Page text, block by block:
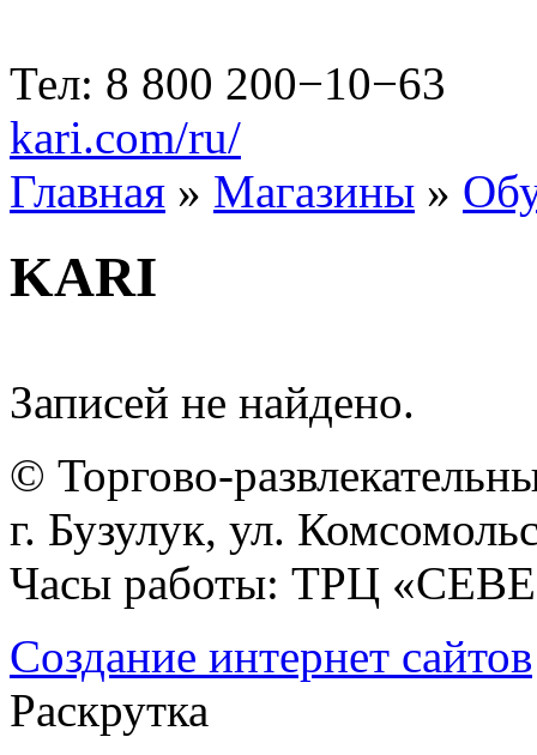
Тел: 8 800 200−10−63
kari.com/ru/
Главная » Магазины »
KARI
Записей не найдено.
© Торгово-
г. Бузулук, ул.
Часы работы: ТРЦ
Создание интернет сайтов
Раскрутка